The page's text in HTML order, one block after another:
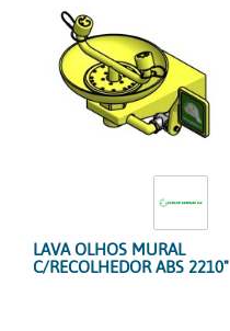
LAVA OLHOS MURAL
C/RECOLHEDOR ABS 2210"